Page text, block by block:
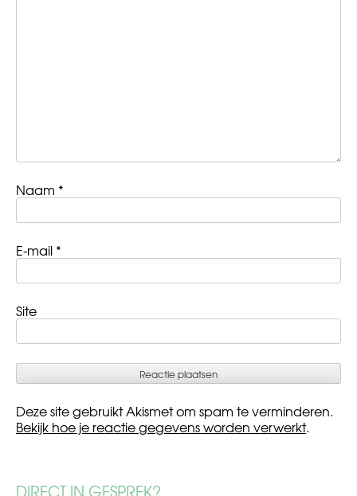
Naam *
E-mail *
Site
Deze site gebruikt Akismet om spam te verminderen.
Bekijk hoe je reactie gegevens worden verwerkt.
DIRECT IN GESPREK?